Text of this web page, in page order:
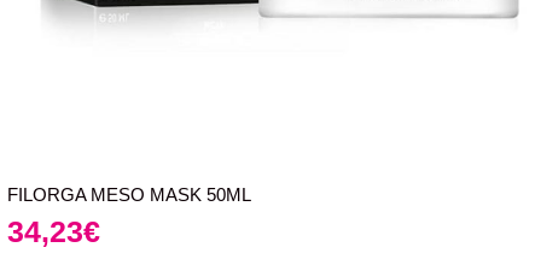
FILORGA MESO MASK 50ML
34,23€